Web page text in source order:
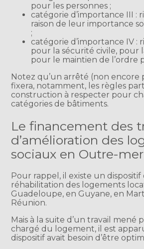
pour les personnes ;
catégorie d’importance III :
raison de leur importance
;
catégorie d’importance IV :
pour la sécurité civile, pour
pour le maintien de l’ordre
Notez qu’un arrêté (non encore
fixera, notamment, les règles
construction à respecter pour
catégories de bâtiments.
Le financement des
d’amélioration des
sociaux en Outre-mer
Pour rappel, il existe un dispositif
réhabilitation des logements
Guadeloupe, en Guyane, en
Réunion.
Mais à la suite d’un travail mené
chargé du logement, il est
dispositif avait besoin d’être